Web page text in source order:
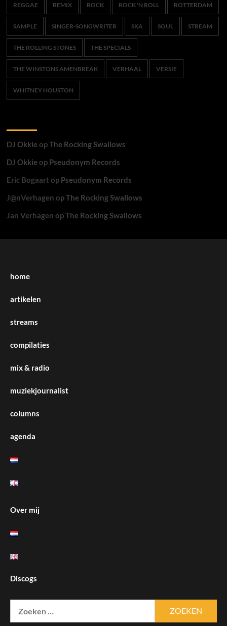
REGGAE REMIX ROCK ROCK 'N ROLL ROTTERDAM
SAMPLE SINGER-SONGWRITER SKA SOUL STREAM
THE ROLLING STONES THE SPECIALS
THE WINSTONS AMENBREAK VERHAAL VERSIE
WHITNEY HOUSTON
DJ OkkieopThe Rocking Swallows
DJ Okkieop Pseudonym Records
Eric Bogaart op Pseudonym Records
J@nVerhagen opThe Rocking Swallows
Jan Verhagen opThe Rocking Swallows
home
artikelen
streams
compilaties
mix & radio
muziekjournalist
columns
agenda
Over mij
Discogs